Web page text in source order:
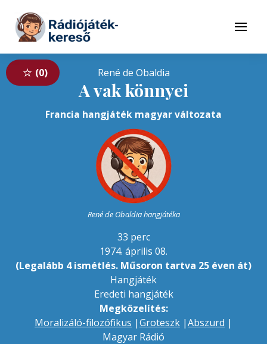
Tovább a tartalomhoz
Menü
0 René de Obaldia
A vak könnyei
Francia hangjáték magyar változata
René de Obaldia hangjátéka
33 perc
1974. április 08.
(Legalább 4 ismétlés. Műsoron tartva 25 éven át)
Hangjáték
Eredeti hangjáték
Megközelítés:
Moralizáló-filozófikus |Groteszk |Abszurd |
Magyar Rádió